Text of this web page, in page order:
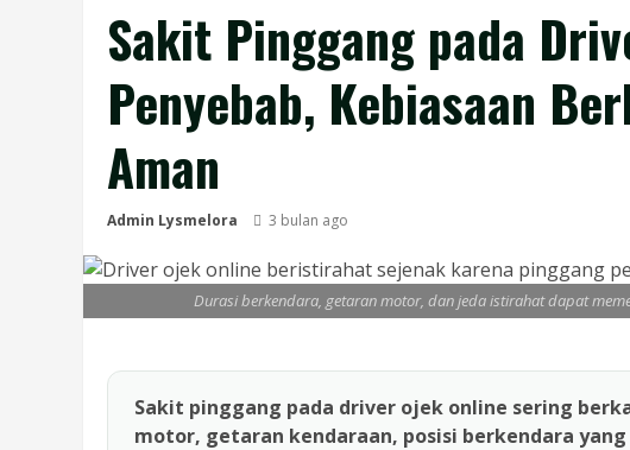
Sakit Pinggang pada
Penyebab, Kebiasaan
Aman
Admin Lysmelora 3 bulan ago
Durasi berkendara, getaran motor, dan jeda istirahat dapat
Sakit pinggang pada driver ojek online sering
motor, getaran kendaraan, posisi berkendara